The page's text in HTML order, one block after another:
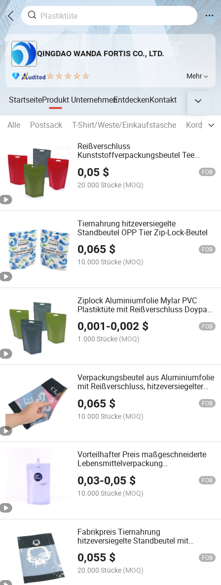
QINGDAO WANDA FORTIS CO., LTD.
Mehr
StartseiteProdukt UnternehmenEntdeckenKontakt
Alle Postsack T-Shirt/Weste/Einkaufstasche
Reißverschluss
Kunststoffverpackungsbeutel Tee
Standbeutel
0,05 $ FOB
20.000 Stücke (MOQ)
Tiernahrung hitzeversiegelte
Standbeutel OPP Tier Zip-Lock-Beutel
0,065 $ FOB
10.000 Stücke (MOQ)
Ziplock Aluminiumfolie Mylar PVC
Plastiktüte mit Reißverschluss Doypack
für getrocknete Lebensmittel
Standbeutel für die
Lebensmittelverpackung
0,001-0,002 $ FOB
1.000 Stücke (MOQ)
Verpackungsbeutel aus Aluminiumfolie
mit Reißverschluss, hitzeversiegelter
0,065 $ FOB
10.000 Stücke (MOQ)
Vorteilhafter Preis maßgeschneiderte
Lebensmittelverpackung
Kunststoffbeutel
mikrowellengeeigneter flexibler
Standbeutel umweltfreundliche
Kunststoffverpackung
0,03-0,05 $ FOB
10.000 Stücke (MOQ)
Fabrikpreis Tiernahrung
hitzeversiegelte Standbeutel mit
Reißverschluss
0,055 $ FOB
20.000 Stücke (MOQ)